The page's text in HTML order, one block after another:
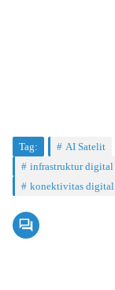
Tag: AI Satelit
infrastruktur digital
konektivitas digital